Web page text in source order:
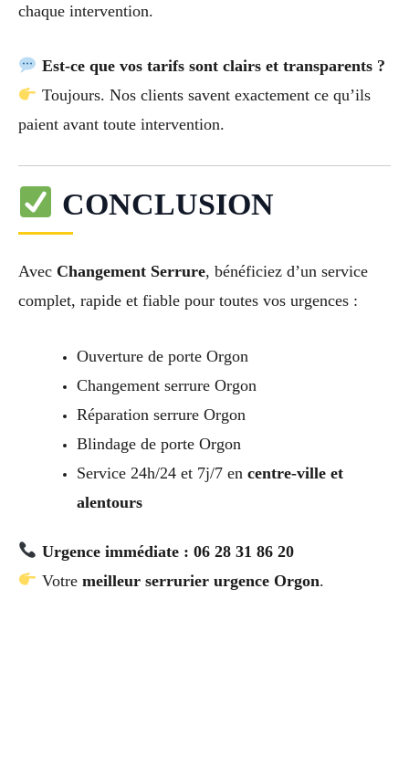
chaque intervention.
Est-ce que vos tarifs sont clairs et transparents ?
Toujours. Nos clients savent exactement ce qu’ils
paient avant toute intervention.
CONCLUSION
Avec Changement Serrure, bénéficiez d’un service
complet, rapide et fiable pour toutes vos urgences :
Ouverture de porte Orgon
Changement serrure Orgon
Réparation serrure Orgon
Blindage de porte Orgon
Service 24h/24 et 7j/7 en centre-ville et
alentours
Urgence immédiate : 06 28 31 86 20
Votre meilleur serrurier urgence Orgon.